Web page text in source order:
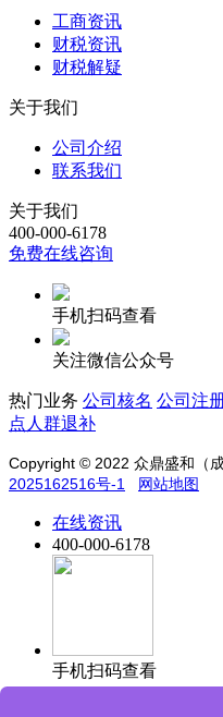
工商资讯
财税资讯
财税解疑
关于我们
公司介绍
联系我们
关于我们
400-000-6178
免费在线咨询
手机扫码查看
关注微信公众号
热门业务 公司核名 公司注
点人群退补
Copyright © 2022 众鼎盛和（
2025162516号-1
网站地图
在线资讯
400-000-6178
手机扫码查看